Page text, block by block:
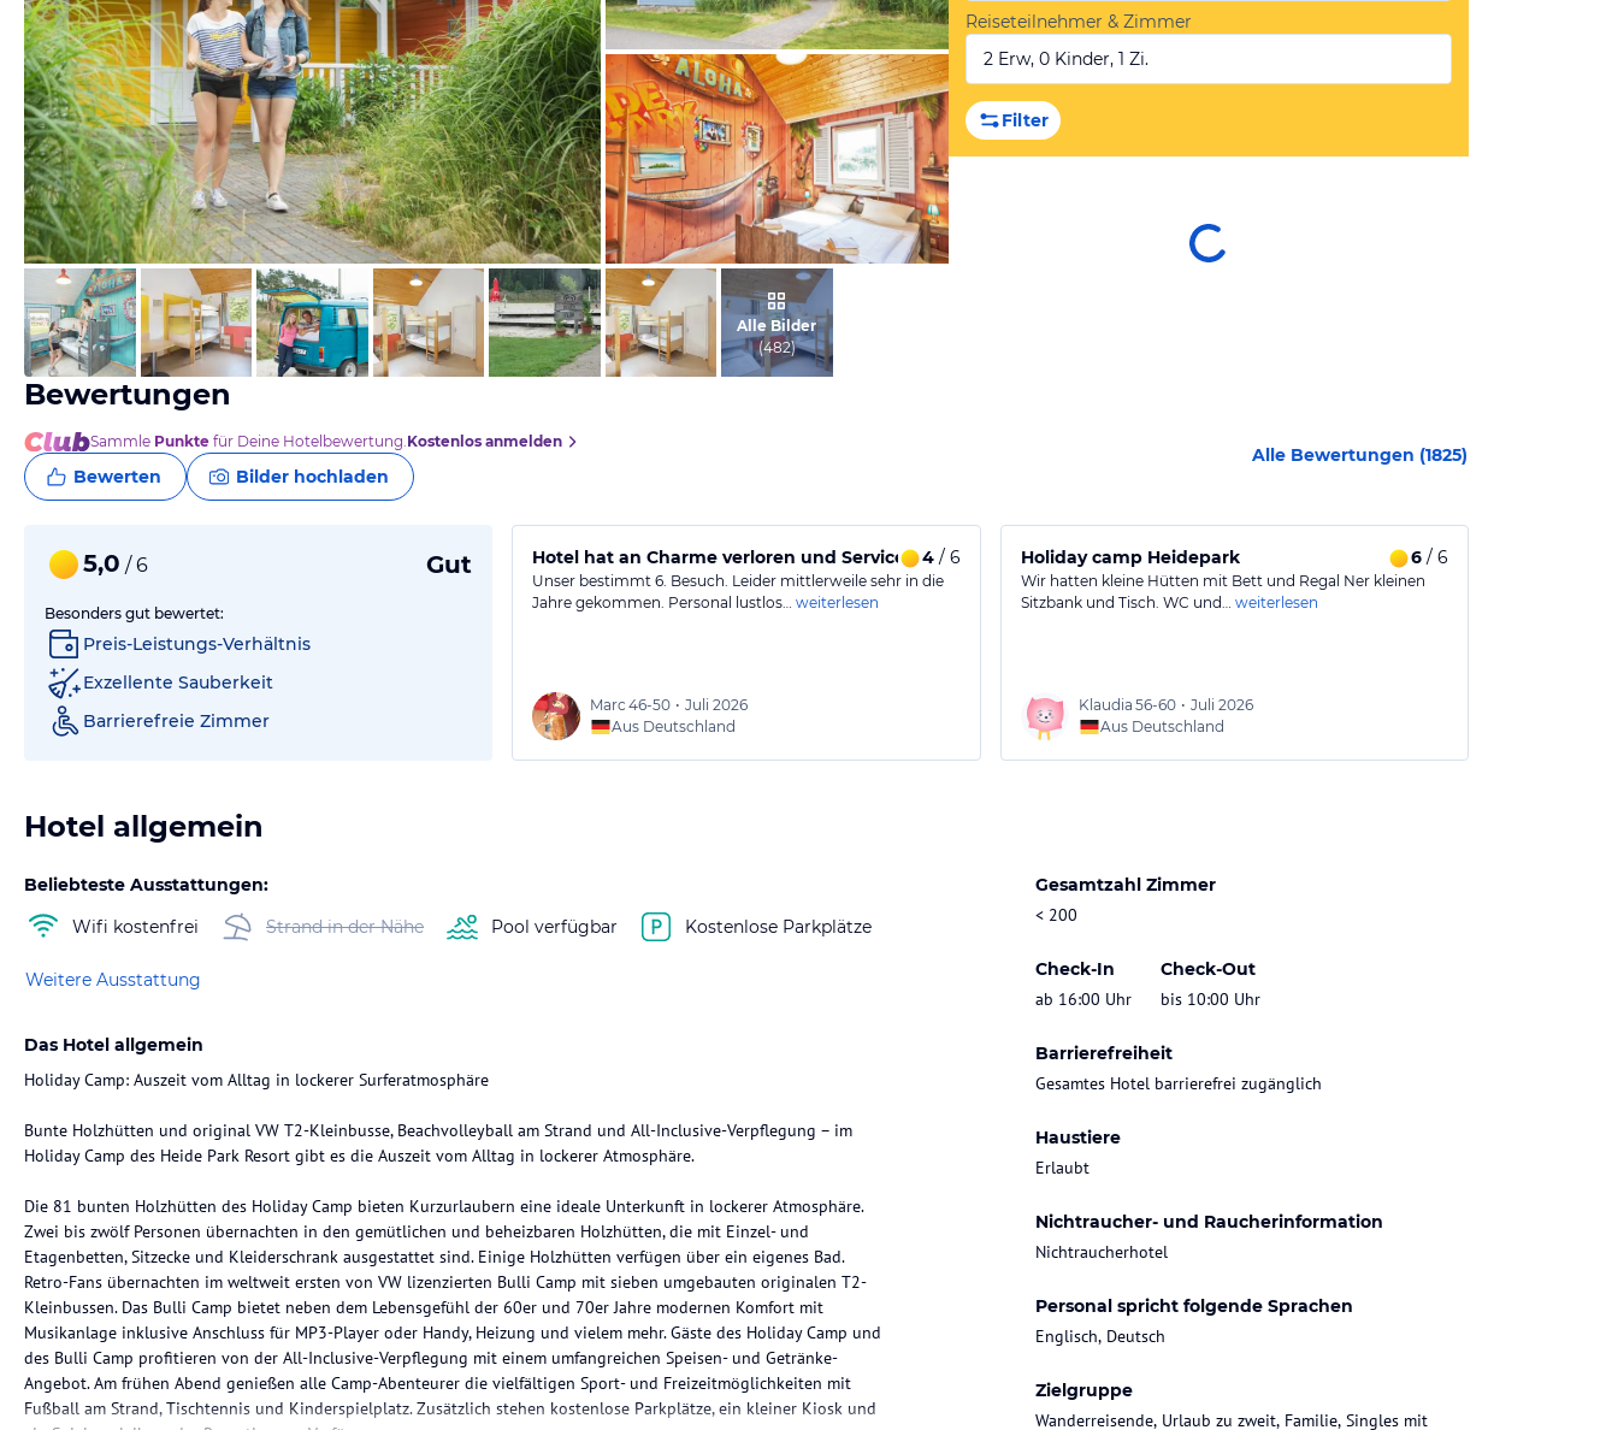
vom Hotelier, Februar 2019
vom Hotelier, Februar 2019
vom Hotelier, Februar 2019
Alle Bilder
(482)
Reiseteilnehmer & Zimmer
2 Erw, 0 Kinder, 1 Zi.
Filter
Bewertungen
Sammle Punkte für Deine Hotelbewertung.Kostenlos anmelden
Bewerten Bilder hochladen
Alle Bewertungen (1825)
5,0 / 6 Gut
Besonders gut bewertet:
Preis-Leistungs-Verhältnis
Exzellente Sauberkeit
Barrierefreie Zimmer
Hotel hat an Charme verloren und Service lässt zu wünschen übrig
4/ 6
Unser bestimmt 6. Besuch. Leider mittlerweile sehr in die
Jahre gekommen. Personal lustlos… weiterlesen
Marc 46-50 • Juli 2026
Aus Deutschland
Holiday camp Heidepark 6/ 6
Wir hatten kleine Hütten mit Bett und Regal Ner kleinen
Sitzbank und Tisch. WC und… weiterlesen
Klaudia 56-60 • Juli 2026
Aus Deutschland
Hotel allgemein
Beliebteste Ausstattungen:
Wifi kostenfrei
Strand in der Nähe Pool verfügbar Kostenlose Parkplätze
Weitere Ausstattung
Gesamtzahl Zimmer
< 200
Check-In
ab 16:00 Uhr
Check-Out
bis 10:00 Uhr
Barrierefreiheit
Gesamtes Hotel barrierefrei zugänglich
Haustiere
Erlaubt
Nichtraucher- und Raucherinformation
Nichtraucherhotel
Personal spricht folgende Sprachen
Englisch, Deutsch
Zielgruppe
Wanderreisende, Urlaub zu zweit, Familie, Singles mit
Das Hotel allgemein
Holiday Camp: Auszeit vom Alltag in lockerer Surferatmosphäre
Bunte Holzhütten und original VW T2-Kleinbusse, Beachvolleyball am Strand und All-Inclusive-Verpflegung – im
Holiday Camp des Heide Park Resort gibt es die Auszeit vom Alltag in lockerer Atmosphäre.
Die 81 bunten Holzhütten des Holiday Camp bieten Kurzurlaubern eine ideale Unterkunft in lockerer Atmosphäre.
Zwei bis zwölf Personen übernachten in den gemütlichen und beheizbaren Holzhütten, die mit Einzel- und
Etagenbetten, Sitzecke und Kleiderschrank ausgestattet sind. Einige Holzhütten verfügen über ein eigenes Bad.
Retro-Fans übernachten im weltweit ersten von VW lizenzierten Bulli Camp mit sieben umgebauten originalen T2-
Kleinbussen. Das Bulli Camp bietet neben dem Lebensgefühl der 60er und 70er Jahre modernen Komfort mit
Musikanlage inklusive Anschluss für MP3-Player oder Handy, Heizung und vielem mehr. Gäste des Holiday Camp und
des Bulli Camp profitieren von der All-Inclusive-Verpflegung mit einem umfangreichen Speisen- und Getränke-
Angebot. Am frühen Abend genießen alle Camp-Abenteurer die vielfältigen Sport- und Freizeitmöglichkeiten mit
Fußball am Strand, Tischtennis und Kinderspielplatz. Zusätzlich stehen kostenlose Parkplätze, ein kleiner Kiosk und